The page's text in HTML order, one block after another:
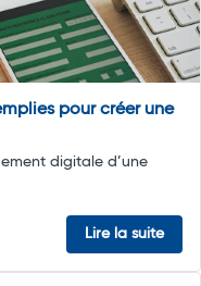
pour créer une
digitale d’une
Lire la suite